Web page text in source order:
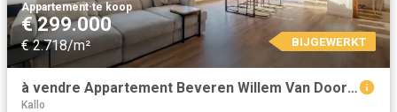
Appartement·te koop
€ 299.000
€ 2.718/m² BIJGEWERKT
à vendre Appartement Beveren Willem Van Doornyckstraat
Kallo